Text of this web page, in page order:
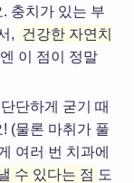
충치가 있는 부
, 건강한 자연치
이 점이 정말
단하게 굳기 때
(물론 마취가 풀
여러 번 치과에
수 있다는 점 도